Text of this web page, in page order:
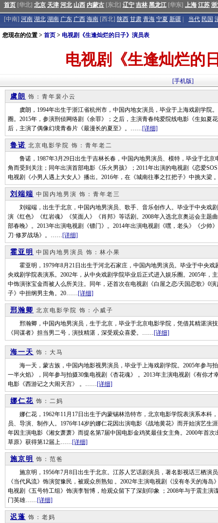
首页 [华北] 北京 天津 河北 山西 内蒙古 [东北] 辽宁 吉林 黑龙江 [华东] 上海 江苏
[中南] 河南 湖北 湖南 广东 广西 海南 [西北] 陕西 甘肃 青海 宁夏 新疆 当代 民国
您现在的位置 > 首页 > 电视剧《生逢灿烂的日子》演员表
电视剧《生逢灿烂的
[手机版]
虞朗
饰：青年裴小云
虞朗，1994年出生于浙江省杭州市，中国内地女演员，毕业于上海戏剧学院
圈。2015年，参演刑侦网络剧《余罪》；之后，主演青春纯爱院线电影《生如夏
后，主演了偶像幻境青春片《最漫长的夏至》。……[详细]
鲁诺 北京电影学院 饰：青年老二
鲁诺，1987年3月29日出生于吉林长春，中国内地男演员、模特，毕业于北京
角而受到关注；同年出演首部电影《乐火男孩》；2011年出演的电视剧《恋爱
电视剧《小男人遇上大女人》播出。2016年，在《城南往事之扛把子》中挑大
刘端端 中国内地男演 饰：青年老三
刘端端，出生于北京，中国内地男演员、歌手、音乐创作人。毕业于中央戏
演《红色》《红岩魂》《笑面人》《肖邦》等话剧。2008年入选北京奥运会主题
部春晚》。2013年出演电视剧《镖门》。2014年出演电视剧《嘿，老头》《少帅
刀·修罗战场》。……[详细]
霍亚明 中国内地男演员 饰：林小果
霍亚明，1979年8月21日出生于河北石家庄，中国内地男演员。毕业于中央戏
央戏剧学院表演系。2002年，从中央戏剧学院毕业后正式进入娱乐圈。2005年，
中饰演张宝金而被人么所关注。同年，还首次在电视剧《白屋之恋/天国恋歌》0
子》中担纲男主角。20……[详细]
邢瀚卿 北京电影学院 饰：小威子
邢瀚卿，中国内地男演员，生于北京，毕业于北京电影学院，凭借其精湛演
《同谋者》担当男二号，演技精湛，深受观众喜爱。……[详细]
海一天 饰：大马
海一天，蒙古族，中国内地影视男演员，毕业于上海戏剧学院。2005年参与拍
一半火焰》，同年参与拍摄30集电视剧《杏花魂》 。2013年主演电视剧《有你
电影《西游记之大闹天宫》 。……[详细]
娜仁花 饰：二妈
娜仁花，1962年11月17日出生于内蒙锡林浩特市，北京电影学院表演系本科
员、导演、制作人。1976年14岁的娜仁花因出演电影《战地黄花》而开始演艺生
年因主演电影《湘女萧萧》而提名第7届中国电影金鸡奖最佳女主角。2000年首
草原》获得第12届上……[详细]
施京明
饰：范爸
施京明，1956年7月8日出生于北京。江苏人艺话剧演员，著名影视话三栖演
《当代风流》饰演贺豫民，被观众所熟知 。2002年主演电视剧《没有冬天的海
电视剧《五号特工组》饰演李智博，给观众留下了深刻印象 ；2008年与于震主演
门英雄……[详细]
迟蓬 饰：老妈